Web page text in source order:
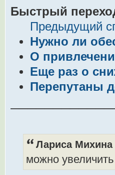
Быстрый
Предыдущий
Нужно ли
О
Еще раз о
Перепутаны
Лариса Михина
можно